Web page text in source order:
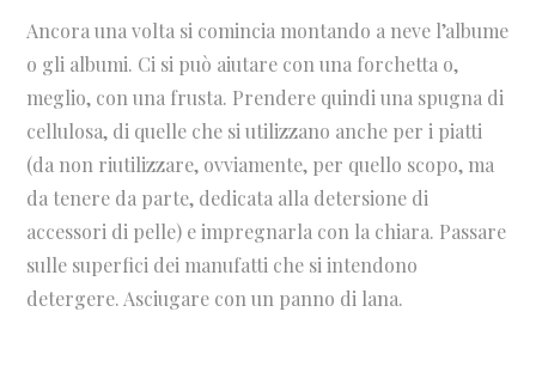
Ancora una volta si comincia montando a neve l’albume
o gli albumi. Ci si può aiutare con una forchetta o,
meglio, con una frusta. Prendere quindi una spugna di
cellulosa, di quelle che si utilizzano anche per i piatti
(da non riutilizzare, ovviamente, per quello scopo, ma
da tenere da parte, dedicata alla detersione di
accessori di pelle) e impregnarla con la chiara. Passare
sulle superfici dei manufatti che si intendono
detergere. Asciugare con un panno di lana.